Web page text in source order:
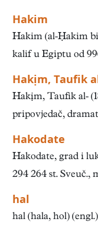
Hakim
Hakim (al-Ḥakim
kalif u Egiptu od
Hakịm, Taufik
Hakịm, Taufik al-
pripovjedač,
Hakodate
Hakodate, grad i
294 264 st. Sveuč.,
hal
hal (hala, hol)